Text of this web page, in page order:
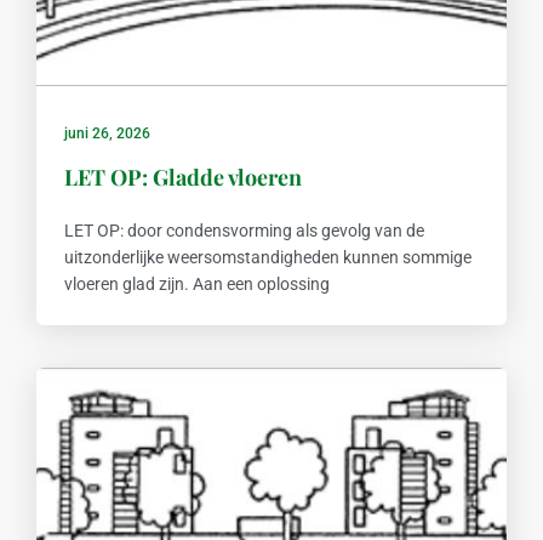
juni 26, 2026
LET OP: Gladde vloeren
LET OP: door condensvorming als gevolg van de
uitzonderlijke weersomstandigheden kunnen sommige
vloeren glad zijn. Aan een oplossing